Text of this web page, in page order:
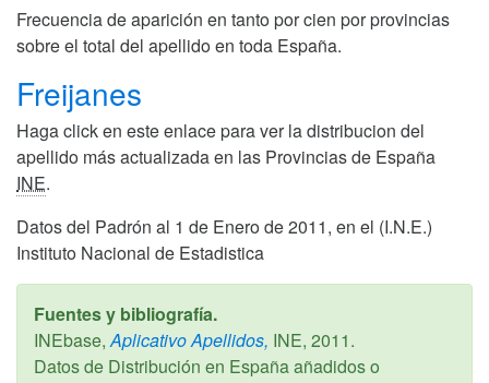
Frecuencia de aparición en tanto por cien por provincias
sobre el total del apellido en toda España.
Freijanes
Haga click en este enlace para ver la distribucion del
apellido más actualizada en las Provincias de España
INE.
Datos del Padrón al 1 de Enero de 2011, en el (I.N.E.)
Instituto Nacional de Estadistica
Fuentes y bibliografía.
INEbase, Aplicativo Apellidos, INE, 2011.
Datos de Distribución en España añadidos o